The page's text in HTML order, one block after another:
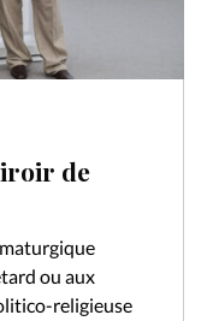
de
ou aux
religieuse